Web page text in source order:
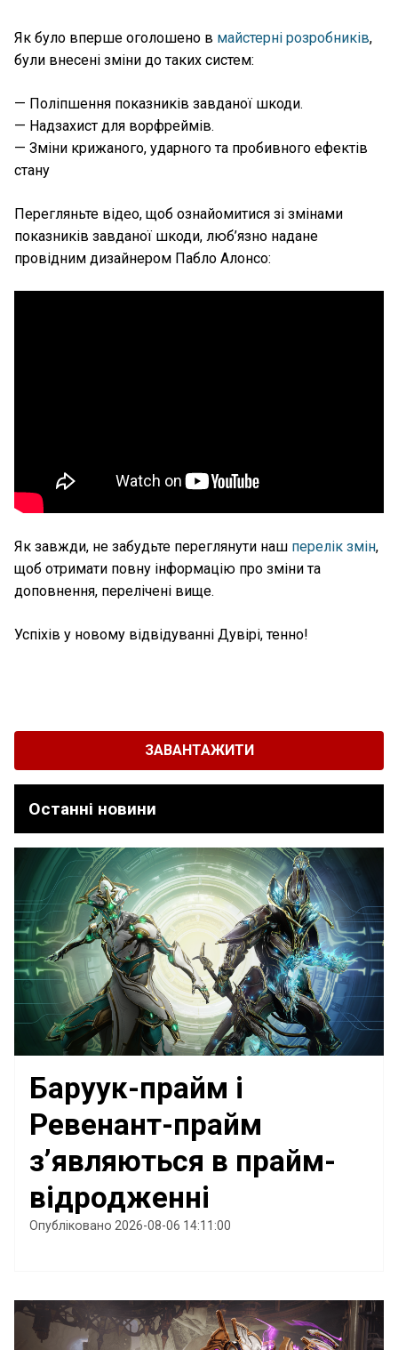
Як було вперше оголошено в майстерні розробників,
були внесені зміни до таких систем:
— Поліпшення показників завданої шкоди.
— Надзахист для ворфреймів.
— Зміни крижаного, ударного та пробивного ефектів
стану
Перегляньте відео, щоб ознайомитися зі змінами
показників завданої шкоди, люб’язно надане
провідним дизайнером Пабло Алонсо:
Як завжди, не забудьте переглянути наш перелік змін,
щоб отримати повну інформацію про зміни та
доповнення, перелічені вище.
Успіхів у новому відвідуванні Дувірі, тенно!
ЗАВАНТАЖИТИ
Останні новини
Баруук-прайм і
Ревенант-прайм
з’являються в прайм-
відродженні
Опубліковано 2026-08-06 14:11:00